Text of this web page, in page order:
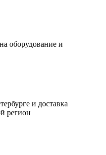
оборудование и
и доставка
регион